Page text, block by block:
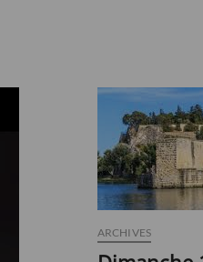
ARCHIVES